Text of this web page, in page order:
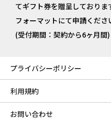
てギフト券を贈呈しており
フォーマットにて申請くださ
(受付期間：契約から6ヶ月間)
プライバシーポリシー
利用規約
お問い合わせ